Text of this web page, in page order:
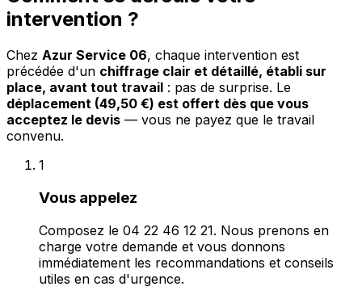
intervention ?
Chez Azur Service 06, chaque intervention est
précédée d'un chiffrage clair et détaillé, établi sur
place, avant tout travail : pas de surprise. Le
déplacement (49,50 €) est offert dès que vous
acceptez le devis — vous ne payez que le travail
convenu.
1
Vous appelez
Composez le 04 22 46 12 21. Nous prenons en
charge votre demande et vous donnons
immédiatement les recommandations et conseils
utiles en cas d'urgence.